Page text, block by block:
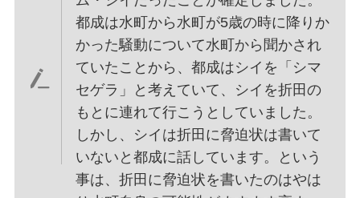
都成は水町から水町が5歳の時に降りか
かった騒動について水町から聞かされ
ていたことから、都成はシイを「シマ
セゲラ」と考えていて、シイを折田の
もとに連れて行こうとしていました。
しかし、シイは折田に脅迫状は書いて
いないと都成に話しています。という
事は、折田に脅迫状を書いたのはやは